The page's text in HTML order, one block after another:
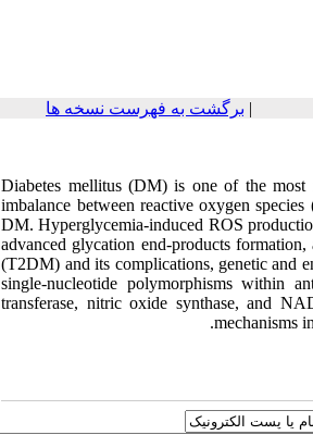
| برگشت به فهرست نسخه ها
Diabetes mellitus (DM) is one of the most
imbalance between reactive oxygen
DM. Hyperglycemia-induced ROS
advanced glycation end-products
(T2DM) and its complications, genetic and
single-nucleotide polymorphisms within
transferase, nitric oxide synthase, and
mechanisms